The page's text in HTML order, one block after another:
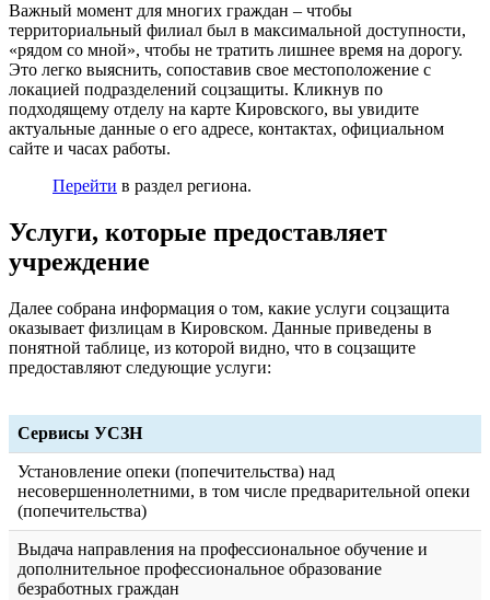
Важный момент для многих граждан – чтобы
территориальный филиал был в максимальной доступности,
«рядом со мной», чтобы не тратить лишнее время на дорогу.
Это легко выяснить, сопоставив свое местоположение с
локацией подразделений соцзащиты. Кликнув по
подходящему отделу на карте Кировского, вы увидите
актуальные данные о его адресе, контактах, официальном
сайте и часах работы.
Перейти в раздел региона.
Услуги, которые предоставляет
учреждение
Далее собрана информация о том, какие услуги соцзащита
оказывает физлицам в Кировском. Данные приведены в
понятной таблице, из которой видно, что в соцзащите
предоставляют следующие услуги:
Сервисы УСЗН
Установление опеки (попечительства) над
несовершеннолетними, в том числе предварительной опеки
(попечительства)
Выдача направления на профессиональное обучение и
дополнительное профессиональное образование
безработных граждан